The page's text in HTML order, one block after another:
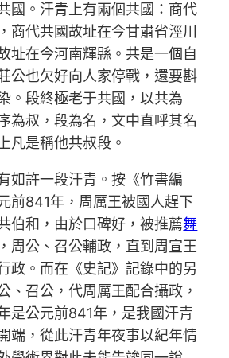
國。汗青上有兩個共國：商代
商代共國故址在今甘肅省涇川
址在今河南輝縣。共是一個自
公也欠好向人家停戰，還要斟
。段終極老于共國，以共為
為叔，段為名，文中直呼其名
凡是稱他共叔段。
如許一段汗青。按《竹書編
前841年，周厲王被國人趕下
伯和，由於口碑好，被推薦舞
周公、召公輔政，直到周宣王
政。而在《史記》記錄中的另
、召公，代周厲王配合攝政，
是公元前841年，是我國汗青
端，從此汗青年夜事以紀年情